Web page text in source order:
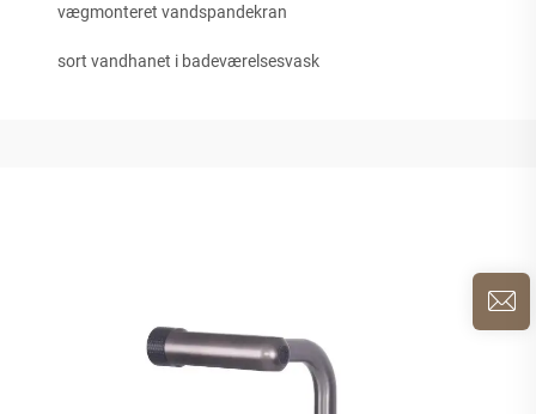
vægmonteret vandspandekran
sort vandhanet i badeværelsesvask